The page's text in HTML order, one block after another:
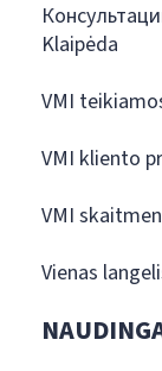
Klaipėda
VMI
VMI kliento
VMI
Vienas